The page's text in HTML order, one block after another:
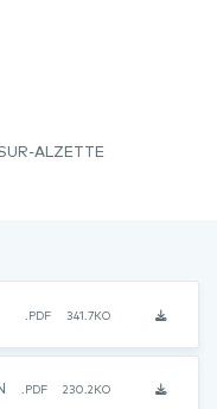
ALZETTE
.PDF 341.7KO
.PDF 230.2KO